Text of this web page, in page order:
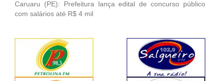
Caruaru (PE): Prefeitura lança edital de concurso público
com salários até R$ 4 mil